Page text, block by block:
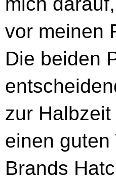
vor meinen
Die beiden
zur
einen
Brands